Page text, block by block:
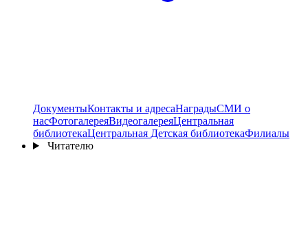
ДокументыКонтакты и адресаНаградыСМИ о
насФотогалереяВидеогалереяЦентральная
библиотекаЦентральная Детская библиотекаФилиалы
Читателю